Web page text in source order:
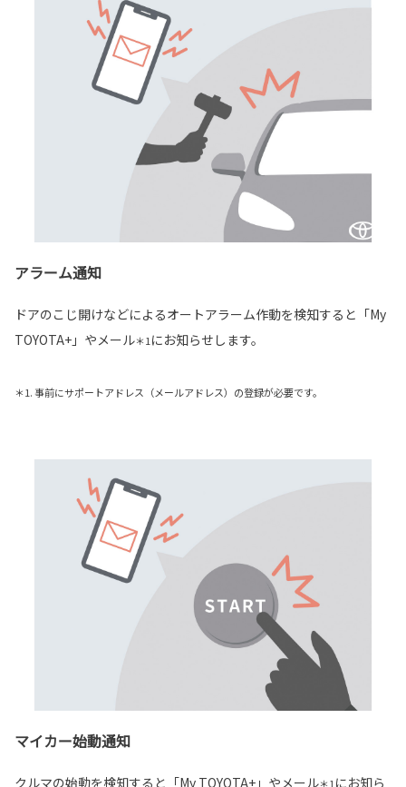
アラーム通知
ドアのこじ開けなどによるオートアラーム作動を検知すると「My
TOYOTA+」やメール＊1にお知らせします。
＊1. 事前にサポートアドレス（メールアドレス）の登録が必要です。
マイカー始動通知
クルマの始動を検知すると「My TOYOTA+」やメール＊1にお知ら